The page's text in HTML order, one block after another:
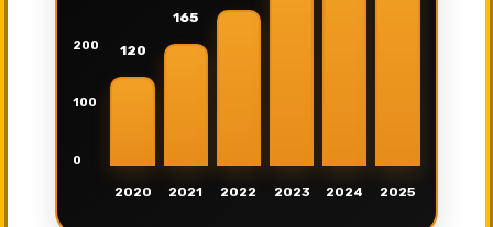
200
100
0
120
2020
165
2021 2022 2023 2024 2025